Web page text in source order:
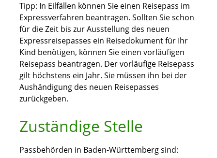
Tipp: In Eilfällen können Sie einen Reisepass im
Expressverfahren beantragen. Sollten Sie schon
für die Zeit bis zur Ausstellung des neuen
Expressreisepasses ein Reisedokument für Ihr
Kind benötigen, können Sie einen vorläufigen
Reisepass beantragen. Der vorläufige Reisepass
gilt höchstens ein Jahr. Sie müssen ihn bei der
Aushändigung des neuen Reisepasses
zurückgeben.
Zuständige Stelle
Passbehörden in Baden-Württemberg sind: